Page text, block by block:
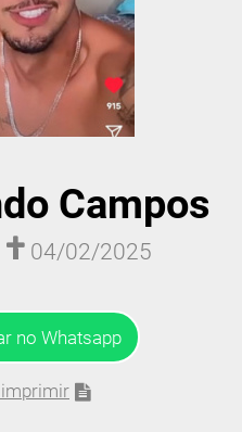
Campos
04/02/2025
no Whatsapp
imprimir